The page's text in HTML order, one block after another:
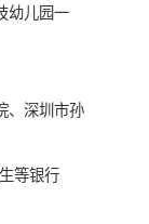
幼儿园一
、深圳市孙
等银行